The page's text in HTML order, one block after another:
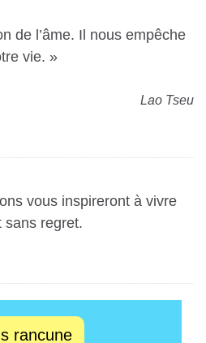
de l’âme. Il nous empêche
vie. »
Lao Tseu
vous inspireront à vivre
sans regret.
rancune